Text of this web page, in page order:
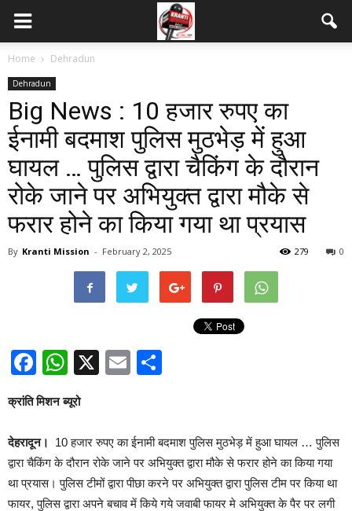
Home Dehradun
Dehradun
Big News : 10 हजार रुपए का
ईनामी बदमाश पुलिस मुठभेड़ में हुआ
घायल … पुलिस द्वारा चैकिंग के दौरान
रोके जाने पर अभियुक्त द्वारा मौके से
फरार होने का किया गया था प्रयास
By Kranti Mission - February 2, 2025 0
279
Facebook
WhatsApp
X Email
क्रांति मिशन ब्यूरो
देहरादून।‌
10 हजार रुपए का ईनामी बदमाश पुलिस मुठभेड़ में हुआ घायल … पुलिस
द्वारा चैकिंग के दौरान रोके जाने पर अभियुक्त द्वारा मौके से फरार होने का किया गया
था प्रयास। पुलिस टीमों द्वारा पीछा करने पर अभियुक्त द्वारा पुलिस टीम पर किया था
फायर, पुलिस द्वारा अपने बचाव में किये गये जवाबी फायर मे अभियुक्त के पैर पर लगी